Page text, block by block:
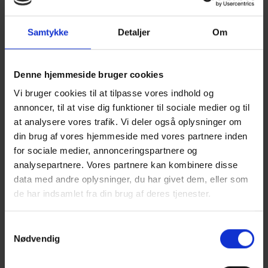
Samtykke Detaljer Om
Denne hjemmeside bruger cookies
Vi bruger cookies til at tilpasse vores indhold og
annoncer, til at vise dig funktioner til sociale medier og til
at analysere vores trafik. Vi deler også oplysninger om
din brug af vores hjemmeside med vores partnere inden
for sociale medier, annonceringspartnere og
analysepartnere. Vores partnere kan kombinere disse
data med andre oplysninger, du har givet dem, eller som
de har indsamlet fra din brug af deres tjenester.
Nødvendig
Kontorstol Scranna IV
Fra3.799,00kr.ekskl. moms
Vælg muligheder